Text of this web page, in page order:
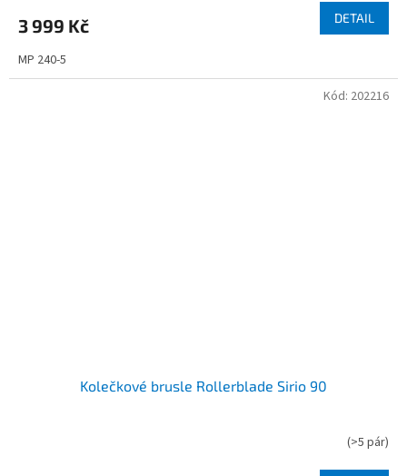
3 999 Kč DETAIL
MP 240-5
Kolečkové brusle Rollerblade Sirio 90
(>5 pár)
Kód: 202216